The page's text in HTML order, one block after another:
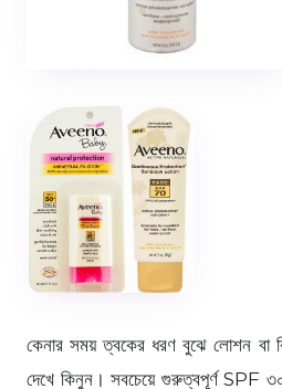
কেনার সময় ত্বকের ধরণ বুঝে লোশন বা
দেখে কিনুন। সবচেয়ে গুরুত্বপূর্ণ SPF